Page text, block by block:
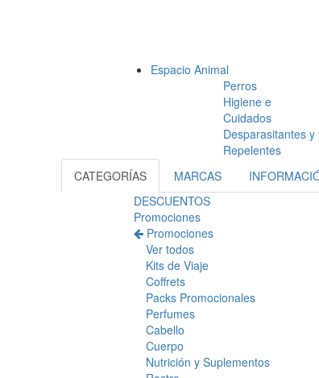
Espacio Animal
Perros
Higiene e
Cuidados
Desparasitantes y
Repelentes
CATEGORÍAS
MARCAS
DESCUENTOS
Promociones
Promociones
Ver todos
Kits de Viaje
Coffrets
Packs Promocionales
Perfumes
Cabello
Cuerpo
Nutrición y Suplementos